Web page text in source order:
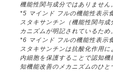
機能性関与成分ではありません。
*5 マインド フルの機能性表示
スタキサンチン（機能性関与
カニズムが明記されているため。
*6 マインド フルの機能性表示
スタキサンチンは抗酸化作用
内細胞を保護することで認知
知機能改善のメカニズムのひと